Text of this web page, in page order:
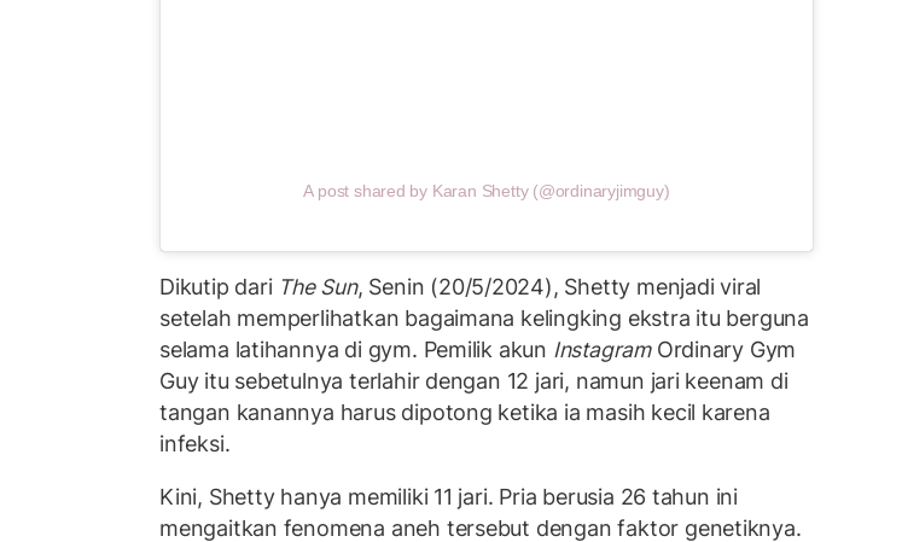
A post shared by Karan Shetty (@ordinaryjimguy)
Dikutip dari The Sun, Senin (20/5/2024), Shetty menjadi viral
setelah memperlihatkan bagaimana kelingking ekstra itu berguna
selama latihannya di gym. Pemilik akun InstagramOrdinary Gym
Guy itu sebetulnya terlahir dengan 12 jari, namun jari keenam di
tangan kanannya harus dipotong ketika ia masih kecil karena
infeksi.
Kini, Shetty hanya memiliki 11 jari. Pria berusia 26 tahun ini
mengaitkan fenomena aneh tersebut dengan faktor genetiknya.